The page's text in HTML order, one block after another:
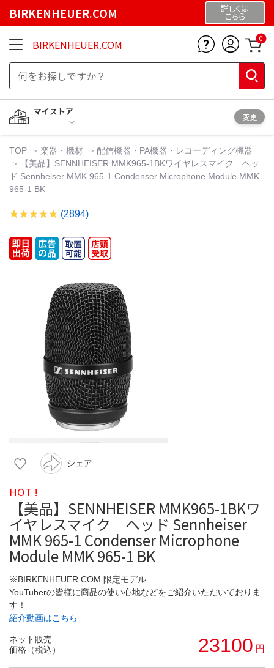
BIRKENHEUER.COM 詳しくは
こちら
BIRKENHEUER.COM 0
マイストア
変更
TOP 楽器・機材
配信機器・PA機器・レコーディング機器
【美品】SENNHEISER MMK965-1BKワイヤレスマイク ヘッ
ド Sennheiser MMK 965-1 Condenser Microphone Module MMK
965-1 BK
(2894)
シェア
HOT !
【美品】SENNHEISER MMK965-1BKワ
イヤレスマイク ヘッド Sennheiser
MMK 965-1 Condenser Microphone
Module MMK 965-1 BK
※BIRKENHEUER.COM 限定モデル
YouTuberの皆様に商品の使い心地などをご紹介いただいておりま
す！
紹介動画はこちら
ネット販売
価格（税込）
23100 円